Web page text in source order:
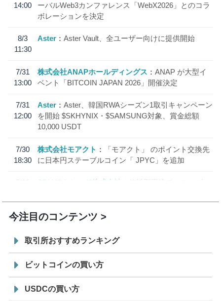
14:00
ーバルWeb3カンファレンス「WebX2026」とのコラ
ボレーションを決定
8/3
11:30
Aster Aster Vault、全ユーザー向けに提供開始
7/31
13:00
株式会社ANAPホールディングス
ANAP が大型イ
ベント「BITCOIN JAPAN 2026」開催決定
7/31
12:00
Aster
Aster、韓国RWAシーズン1取引キャンペーン
を開始 $SKHYNIX・$SAMSUNG対象、賞金総額
10,000 USDT
7/30
18:30
株式会社モアクト
「モアクト」 のポイント交換先
に日本円ステーブルコイン「 JPYC」を追加
7/29
SBI VCトレード株式会社
信託型円建てステーブル
今注目のコンテンツ
取引所おすすめランキング
ビットコインの買い方
USDCの買い方